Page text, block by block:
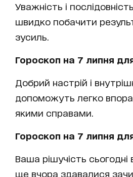
Уважність і
швидко побачити
зусиль.
Гороскоп на 7 липня
Добрий настрій і
допоможуть легко
якими справами.
Гороскоп на 7 липня
Ваша рішучість сьогодні
ще вчора здавалися